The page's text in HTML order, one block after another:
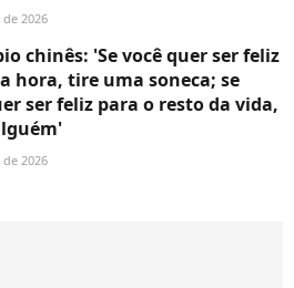
2026
chinês: 'Se você quer ser feliz
hora, tire uma soneca; se
ser feliz para o resto da vida,
2026